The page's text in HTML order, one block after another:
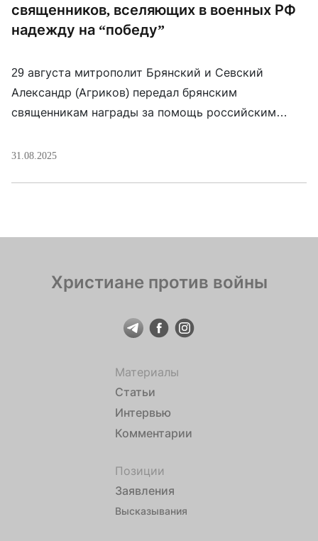
священников, вселяющих в военных РФ
надежду на “победу”
29 августа митрополит Брянский и Севский
Александр (Агриков) передал брянским
священникам награды за помощь российским
(Гундяев): “Священники /…/ рискуя жизнью,
31.08.2025
Христиане против войны
Материалы
Статьи
Интервью
Комментарии
Позиции
Заявления
Высказывания